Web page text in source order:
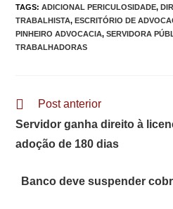
TAGS:ADICIONAL PERICULOSIDADE,
TRABALHISTA, ESCRITÓRIO DE
PINHEIRO ADVOCACIA, SERVIDORA
TRABALHADORAS
Leia
artigos
Post anterior
Servidor ganha direito à
adoção de 180 dias
Banco deve suspender